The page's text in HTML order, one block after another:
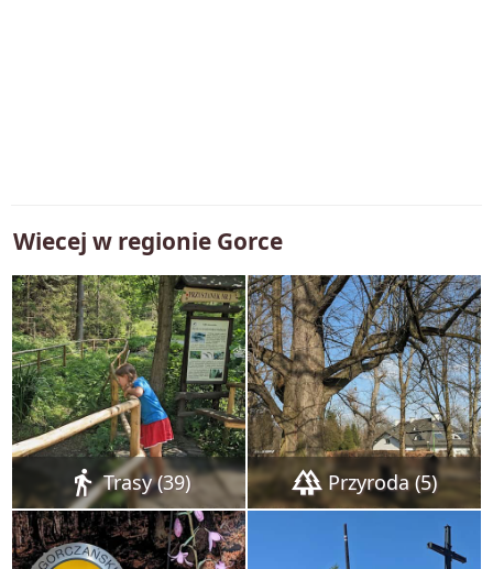
Wiecej w regionie Gorce
directions_walkTrasy (39) forestPrzyroda (5)